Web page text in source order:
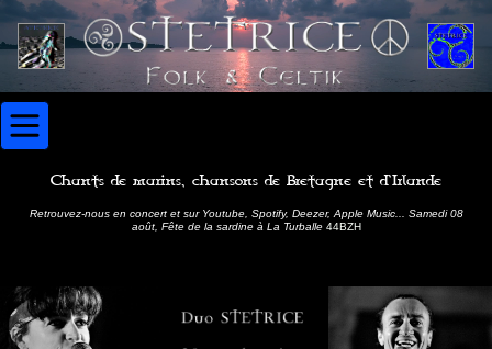
Chants de marins, chansons de Bretagne et d'Irlande
Retrouvez-nous en concert et sur Youtube, Spotify, Deezer, Apple Music... Samedi 08
août, Fête de la sardine à La Turballe 44BZH